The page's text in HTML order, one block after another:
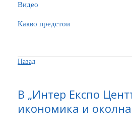
Видео
Какво предстои
Назад
В „Интер Експо
икономика и